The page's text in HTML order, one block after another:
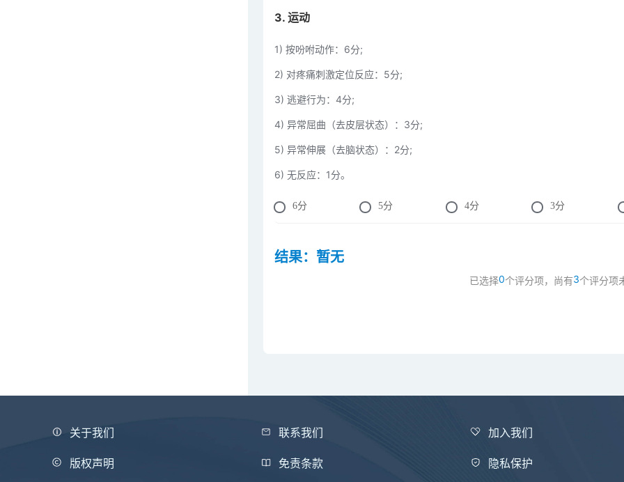
匹兹堡睡眠质量指数量表PSQI
3. 运动
1) 按吩咐动作：6分;
2) 对疼痛刺激定位反应：5分;
3) 逃避行为：4分;
4) 异常屈曲（去皮层状态）：3分;
5) 异常伸展（去脑状态）：2分;
6) 无反应：1分。
6分 5分 4分 3分
结果： 暂无
已选择0个评分项，尚有3个评分项
关于我们 联系我们 加入我们
版权声明 免责条款 隐私保护